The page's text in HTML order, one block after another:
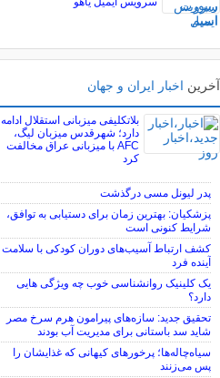
آخرین اخبار ایران و جهان
بلاتکلیفی میزبانی استقلال ادامه
دارد؛ شهرقدس میزبان لیگ،
AFC با میزبانی عراق مخالفت
کرد
پدر لیونل مسی درگذشت
پزشکیان: بهترین زمان برای دستیابی به توافق،
شرایط کنونی است
کشف ارتباط آسیب‌های دوران کودکی با سلامت
آینده فرد
یک کلینیک روانشناسی خوب چه ویژگی هایی
دارد؟
تحقیق جدید: سازه‌های پیرامون هرم سرخ مصر
شاید سد باستانی برای مدیریت آب بودند
سیاه‌چاله‌ها؛ پرخورهای کیهانی که غذایشان را
پس می‌زنند